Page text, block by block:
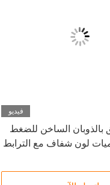
فيديو
بالذوبان الساخن للضغط
لون شفاف مع الترابط